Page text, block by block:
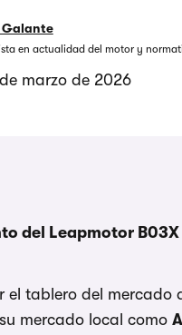
Galante
en actualidad del motor y
marzo de 2026
del Leapmotor B03X
tablero del mercado
mercado local como